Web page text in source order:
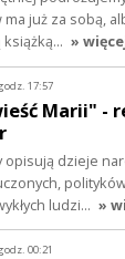
już za sobą,
»
17:57
Marii" -
opisują dzieje
ludzi… »
00:21